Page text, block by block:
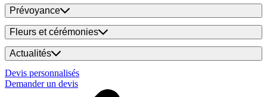
Prévoyance
Fleurs et cérémonies
Actualités
Devis personnalisés
Demander un devis